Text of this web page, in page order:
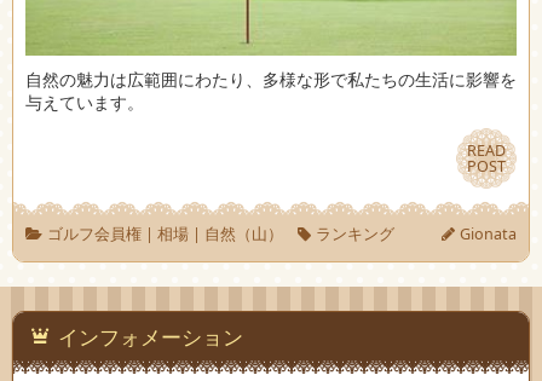
自然の魅力は広範囲にわたり、多様な形で私たちの生活に影響を
与えています。
READ
POST
READ
POST
ゴルフ会員権| 相場| 自然（山） ランキング Gionata
インフォメーション